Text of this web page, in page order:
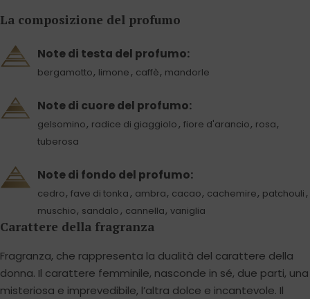
La composizione del profumo
Note di testa del profumo:
bergamotto, limone , caffè, mandorle
Note di cuore del profumo:
gelsomino, radice di giaggiolo , fiore d'arancio, rosa,
tuberosa
Note di fondo del profumo:
cedro, fave di tonka , ambra, cacao, cachemire, patchouli ,
muschio, sandalo , cannella, vaniglia
Carattere della fragranza
Fragranza, che rappresenta la dualità del carattere della
donna. Il carattere femminile, nasconde in sé, due parti, una
misteriosa e imprevedibile, l’altra dolce e incantevole. Il